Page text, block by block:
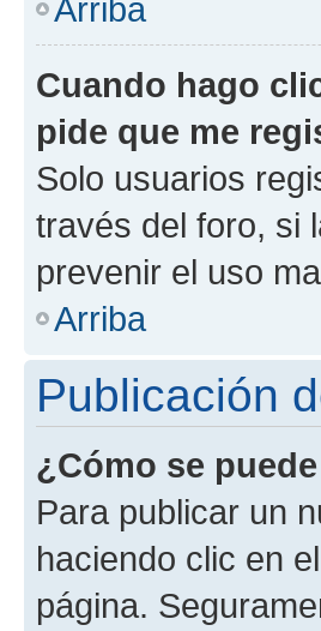
Arriba
Cuando hago
pide que me
Solo usuarios
través del foro, si
prevenir el uso
Arriba
Publicación
¿Cómo se
Para publicar un
haciendo clic en
página.